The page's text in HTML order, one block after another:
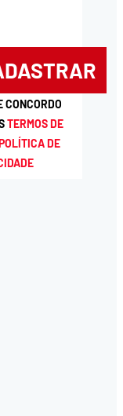
CONCORDO
TERMOS DE
DE